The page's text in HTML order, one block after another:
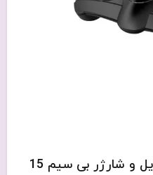
پایه نگهدارنده گوشی موبایل و شارژر بی سیم 15